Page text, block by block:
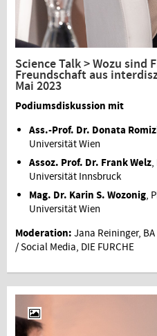
Science Talk > Wozu sind
Freundschaft aus
Mai 2023
Podiumsdiskussion mit
Ass.-Prof. Dr. Donata
Universität Wien
Assoz. Prof. Dr. Frank Welz,
Universität Innsbruck
Mag. Dr. Karin S. Wozonig,
Universität Wien
Moderation: Jana Reininger,
/ Social Media, DIE FURCHE